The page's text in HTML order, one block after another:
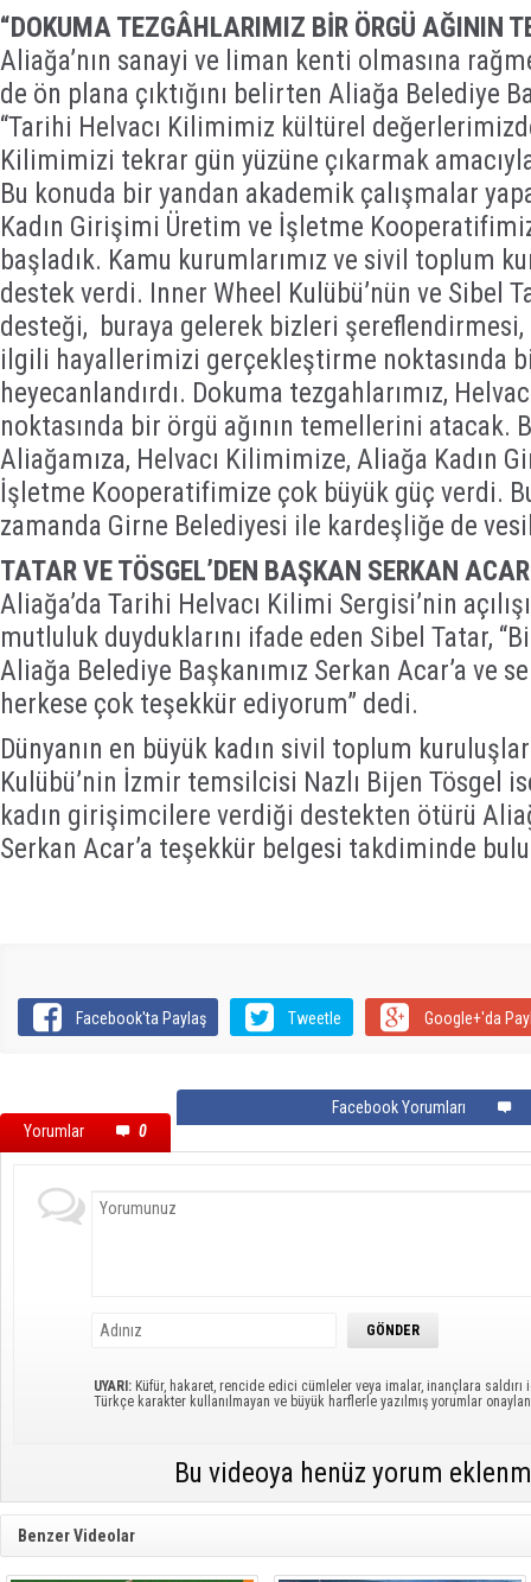
“DOKUMA TEZGÂHLARIMIZ BİR ÖRGÜ AĞININ
Aliağa’nın sanayi ve liman kenti olmasına
de ön plana çıktığını belirten Aliağa Belediye
“Tarihi Helvacı Kilimimiz kültürel
Kilimimizi tekrar gün yüzüne çıkarmak
Bu konuda bir yandan akademik çalışmalar
Kadın Girişimi Üretim ve İşletme
başladık. Kamu kurumlarımız ve sivil toplum
destek verdi. Inner Wheel Kulübü’nün ve Sibel
desteği, buraya gelerek bizleri
ilgili hayallerimizi gerçekleştirme noktasında
heyecanlandırdı. Dokuma tezgahlarımız,
noktasında bir örgü ağının temellerini atacak.
Aliağamıza, Helvacı Kilimimize, Aliağa Kadın
İşletme Kooperatifimize çok büyük güç verdi.
zamanda Girne Belediyesi ile kardeşliğe de
TATAR VE TÖSGEL’DEN BAŞKAN SERKAN
Aliağa’da Tarihi Helvacı Kilimi Sergisi’nin
mutluluk duyduklarını ifade eden Sibel Tatar,
Aliağa Belediye Başkanımız Serkan Acar’a ve
herkese çok teşekkür ediyorum” dedi.
Dünyanın en büyük kadın sivil toplum
Kulübü’nin İzmir temsilcisi Nazlı Bijen Tösgel
kadın girişimcilere verdiği destekten ötürü
Serkan Acar’a teşekkür belgesi takdiminde
Facebook'ta Paylaş Tweetle Google+'da
Yorumlar 0
Facebook Yorumları
UYARI: Küfür, hakaret, rencide edici cümleler veya imalar, inançlara saldırı
Türkçe karakter kullanılmayan ve büyük harflerle yazılmış yorumlar
Bu videoya henüz yorum
Benzer Videolar